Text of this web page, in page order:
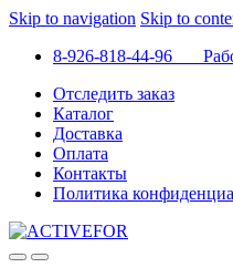
Skip to navigation Skip to
8-926-818-44-96
Отследить заказ
Каталог
Доставка
Оплата
Контакты
Политика